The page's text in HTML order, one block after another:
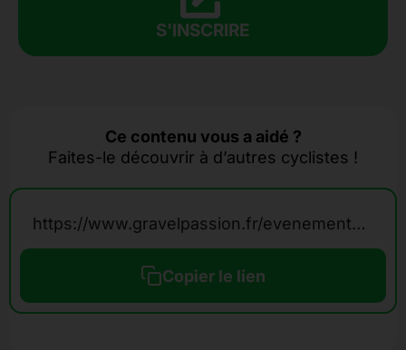
S'INSCRIRE
Ce contenu vous a aidé ?
Faites-le découvrir à d’autres cyclistes !
https://www.gravelpassion.fr/evenements-calendrier-gravel/border-bash-aragon/
Copier le lien